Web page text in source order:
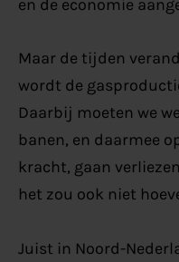
en de economie
Maar de tijden
wordt de
Daarbij moeten we
banen, en daarmee
kracht, gaan
het zou ook niet
Juist in Noord-